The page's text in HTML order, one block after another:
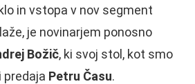
in vstopa v nov segment
je novinarjem ponosno
Božič, ki svoj stol, kot smo
predaja Petru Času.